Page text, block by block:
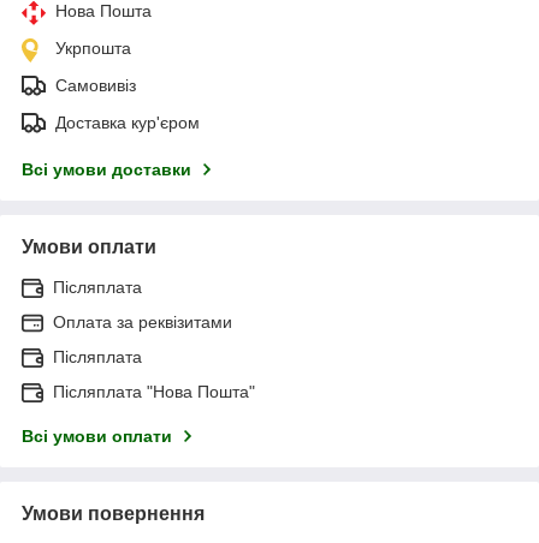
Нова Пошта
Укрпошта
Самовивіз
Доставка кур'єром
Всі умови доставки
Умови оплати
Післяплата
Оплата за реквізитами
Післяплата
Післяплата "Нова Пошта"
Всі умови оплати
Умови повернення